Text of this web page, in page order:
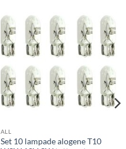
ALL
Set 10 lampade alogene T10